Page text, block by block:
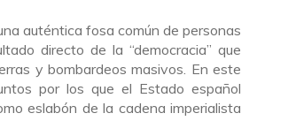
auténtica fosa común de personas
directo de la “democracia” que
y bombardeos masivos. En este
por los que el Estado español
eslabón de la cadena imperialista